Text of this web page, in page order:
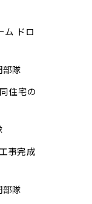
ム ドロ
隊
住宅の
事完成
隊